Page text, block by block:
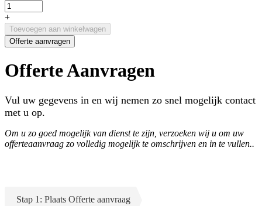
+
Toevoegen aan winkelwagen
Offerte aanvragen
Offerte Aanvragen
Vul uw gegevens in en wij nemen zo snel mogelijk contact
met u op.
Om u zo goed mogelijk van dienst te zijn, verzoeken wij u om uw
offerteaanvraag zo volledig mogelijk te omschrijven en in te vullen..
Stap 1: Plaats Offerte aanvraag